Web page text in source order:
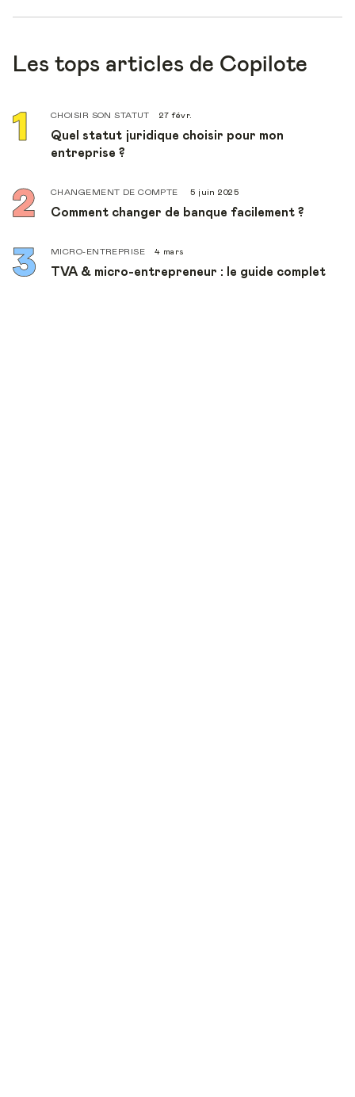
Les tops articles de Copilote
CHOISIR SON STATUT 27 févr.
Quel statut juridique choisir pour mon
entreprise ?
CHANGEMENT DE COMPTE 5 juin 2025
Comment changer de banque facilement ?
MICRO-ENTREPRISE 4 mars
TVA & micro-entrepreneur : le guide complet